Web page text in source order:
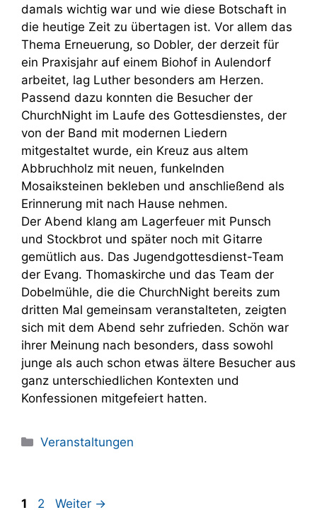
damals wichtig war und wie diese Botschaft in
die heutige Zeit zu übertagen ist. Vor allem das
Thema Erneuerung, so Dobler, der derzeit für
ein Praxisjahr auf einem Biohof in Aulendorf
arbeitet, lag Luther besonders am Herzen.
Passend dazu konnten die Besucher der
ChurchNight im Laufe des Gottesdienstes, der
von der Band mit modernen Liedern
mitgestaltet wurde, ein Kreuz aus altem
Abbruchholz mit neuen, funkelnden
Mosaiksteinen bekleben und anschließend als
Erinnerung mit nach Hause nehmen.
Der Abend klang am Lagerfeuer mit Punsch
und Stockbrot und später noch mit Gitarre
gemütlich aus. Das Jugendgottesdienst-Team
der Evang. Thomaskirche und das Team der
Dobelmühle, die die ChurchNight bereits zum
dritten Mal gemeinsam veranstalteten, zeigten
sich mit dem Abend sehr zufrieden. Schön war
ihrer Meinung nach besonders, dass sowohl
junge als auch schon etwas ältere Besucher aus
ganz unterschiedlichen Kontexten und
Konfessionen mitgefeiert hatten.
Kategorien
Veranstaltungen
Seite
1 Seite
2 Weiter →